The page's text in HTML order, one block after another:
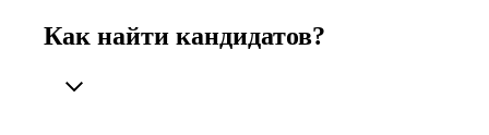
Как найти кандидатов?